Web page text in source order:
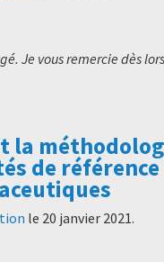
Je vous remercie dès
la
de référence
le 20 janvier 2021.